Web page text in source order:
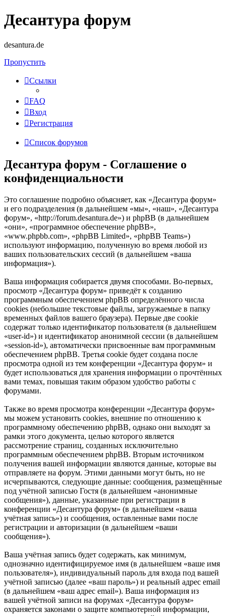
Десантура форум
desantura.de
Пропустить
Ссылки
FAQ
Вход
Регистрация
Список форумов
Десантура форум - Соглашение о
конфиденциальности
Это соглашение подробно объясняет, как «Десантура форум»
и его подразделения (в дальнейшем «мы», «наш», «Десантура
форум», «http://forum.desantura.de») и phpBB (в дальнейшем
«они», «программное обеспечение phpBB»,
«www.phpbb.com», «phpBB Limited», «phpBB Teams»)
используют информацию, полученную во время любой из
ваших пользовательских сессий (в дальнейшем «ваша
информация»).
Ваша информация собирается двумя способами. Во-первых,
просмотр «Десантура форум» приведёт к созданию
программным обеспечением phpBB определённого числа
cookies (небольшие текстовые файлы, загружаемые в папку
временных файлов вашего браузера). Первые две cookie
содержат только идентификатор пользователя (в дальнейшем
«user-id») и идентификатор анонимной сессии (в дальнейшем
«session-id»), автоматически присвоенные вам программным
обеспечением phpBB. Третья cookie будет создана после
просмотра одной из тем конференции «Десантура форум» и
будет использоваться для хранения информации о прочтённых
вами темах, повышая таким образом удобство работы с
форумами.
Также во время просмотра конференции «Десантура форум»
мы можем установить cookies, внешние по отношению к
программному обеспечению phpBB, однако они выходят за
рамки этого документа, целью которого является
рассмотрение страниц, созданных исключительно
программным обеспечением phpBB. Вторым источником
получения вашей информации являются данные, которые вы
отправляете на форум. Этими данными могут быть, но не
исчерпываются, следующие данные: сообщения, размещённые
под учётной записью Гостя (в дальнейшем «анонимные
сообщения»), данные, указанные при регистрации в
конференции «Десантура форум» (в дальнейшем «ваша
учётная запись») и сообщения, оставленные вами после
регистрации и авторизации (в дальнейшем «ваши
сообщения»).
Ваша учётная запись будет содержать, как минимум,
однозначно идентифицируемое имя (в дальнейшем «ваше имя
пользователя»), индивидуальный пароль для входа под вашей
учётной записью (далее «ваш пароль») и реальный адрес email
(в дальнейшем «ваш адрес email»). Ваша информация из
вашей учётной записи на форумах «Десантура форум»
охраняется законами о защите компьютерной информации,